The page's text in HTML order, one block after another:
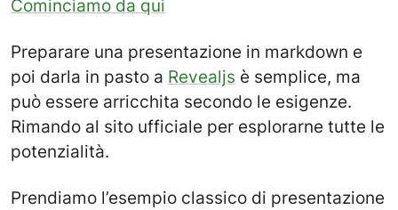
Cominciamo da qui
Preparare una presentazione in markdown e
poi darla in pasto a Revealjs è semplice, ma
può essere arricchita secondo le esigenze.
Rimando al sito ufficiale per esplorarne tutte le
potenzialità.
Prendiamo l’esempio classico di presentazione